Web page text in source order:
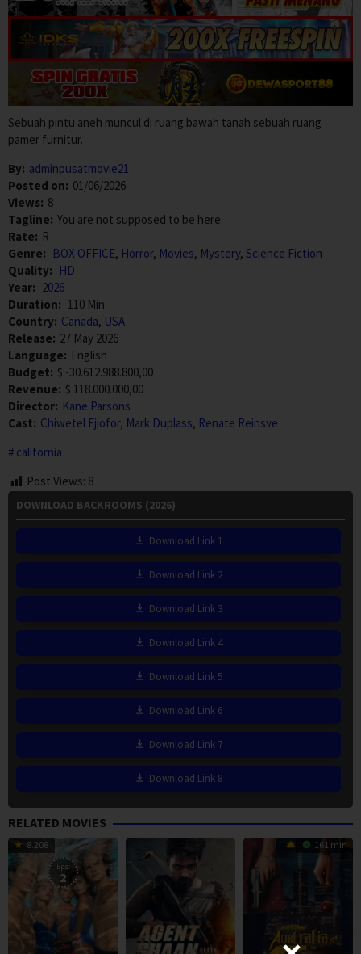
Sebuah pintu aneh muncul di ruang bawah tanah sebuah ruang
pamer furnitur.
By: adminpusatmovie21
Posted on: 01/06/2026
Views: 8
Tagline: You are not supposed to be here.
Rate: R
Genre: BOX OFFICE, Horror, Movies, Mystery, Science Fiction
Quality: HD
Year: 2026
Duration: 110 Min
Country: Canada, USA
Release: 27 May 2026
Language: English
Budget: $ -30.612.988.800,00
Revenue: $ 118.000.000,00
Director: Kane Parsons
Cast: Chiwetel Ejiofor, Mark Duplass, Renate Reinsve
california
Post Views: 8
DOWNLOAD BACKROOMS (2026)
Download Link 1
Download Link 2
Download Link 3
Download Link 4
Download Link 5
Download Link 6
Download Link 7
Download Link 8
RELATED MOVIES
8.208
Eps:
2
161 min